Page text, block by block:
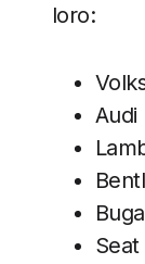
loro:
Audi
Seat